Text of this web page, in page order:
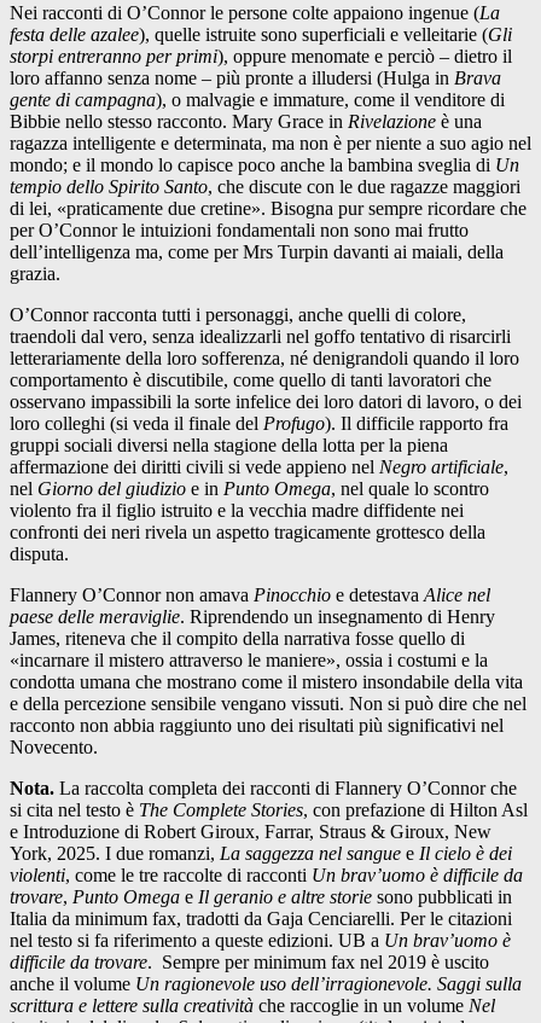
Nei racconti di O’Connor le persone colte appaiono ingenue (La
festa delle azalee), quelle istruite sono superficiali e velleitarie (Gli
storpi entreranno per primi), oppure menomate e perciò – dietro il
loro affanno senza nome – più pronte a illudersi (Hulga in Brava
gente di campagna), o malvagie e immature, come il venditore di
Bibbie nello stesso racconto. Mary Grace in Rivelazione è una
ragazza intelligente e determinata, ma non è per niente a suo agio nel
mondo; e il mondo lo capisce poco anche la bambina sveglia di Un
tempio dello Spirito Santo, che discute con le due ragazze maggiori
di lei, «praticamente due cretine». Bisogna pur sempre ricordare che
per O’Connor le intuizioni fondamentali non sono mai frutto
dell’intelligenza ma, come per Mrs Turpin davanti ai maiali, della
grazia.
O’Connor racconta tutti i personaggi, anche quelli di colore,
traendoli dal vero, senza idealizzarli nel goffo tentativo di risarcirli
letterariamente della loro sofferenza, né denigrandoli quando il loro
comportamento è discutibile, come quello di tanti lavoratori che
osservano impassibili la sorte infelice dei loro datori di lavoro, o dei
loro colleghi (si veda il finale del Profugo). Il difficile rapporto fra
gruppi sociali diversi nella stagione della lotta per la piena
affermazione dei diritti civili si vede appieno nel Negro artificiale,
nel Giorno del giudizio e in Punto Omega, nel quale lo scontro
violento fra il figlio istruito e la vecchia madre diffidente nei
confronti dei neri rivela un aspetto tragicamente grottesco della
disputa.
Flannery O’Connor non amava Pinocchio e detestava Alice nel
paese delle meraviglie. Riprendendo un insegnamento di Henry
James, riteneva che il compito della narrativa fosse quello di
«incarnare il mistero attraverso le maniere», ossia i costumi e la
condotta umana che mostrano come il mistero insondabile della vita
e della percezione sensibile vengano vissuti. Non si può dire che nel
racconto non abbia raggiunto uno dei risultati più significativi nel
Novecento.
Nota. La raccolta completa dei racconti di Flannery O’Connor che
si cita nel testo è The Complete Stories, con prefazione di Hilton Asl
e Introduzione di Robert Giroux, Farrar, Straus & Giroux, New
York, 2025. I due romanzi, La saggezza nel sangue e Il cielo è dei
violenti, come le tre raccolte di racconti Un brav’uomo è difficile da
trovare, Punto Omega e Il geranio e altre storie sono pubblicati in
Italia da minimum fax, tradotti da Gaja Cenciarelli. Per le citazioni
nel testo si fa riferimento a queste edizioni. UB a Un brav’uomo è
difficile da trovare. Sempre per minimum fax nel 2019 è uscito
anche il volume Un ragionevole uso dell’irragionevole. Saggi sulla
scrittura e lettere sulla creatività che raccoglie in un volume Nel